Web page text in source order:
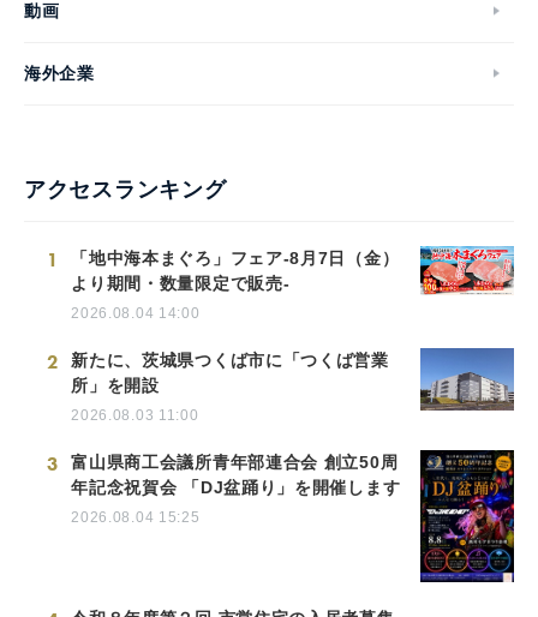
動画
海外企業
アクセスランキング
1
「地中海本まぐろ」フェア-8月7日（金）
より期間・数量限定で販売-
2026.08.04 14:00
2
新たに、茨城県つくば市に「つくば営業
所」を開設
2026.08.03 11:00
3
富山県商工会議所青年部連合会 創立50周
年記念祝賀会 「DJ盆踊り」を開催します
2026.08.04 15:25